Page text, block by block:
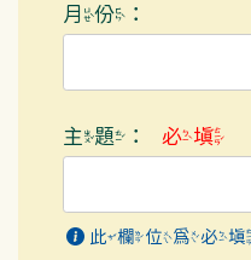
月份：
主題： 必填
此欄位為必